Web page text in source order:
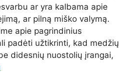
ar yra kalbama apie
ar pilną miško valymą.
apie pagrindinius
padėti užtikrinti, kad medžių
didesnių nuostolių įrangai,